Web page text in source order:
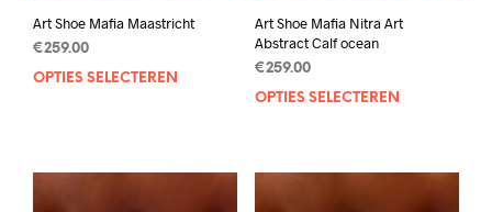
Art Shoe Mafia Maastricht
€259.00
OPTIES SELECTEREN
product
variaties.
Deze
Art Shoe Mafia Nitra Art
Abstract Calf ocean
€259.00
OPTIES SELECTEREN